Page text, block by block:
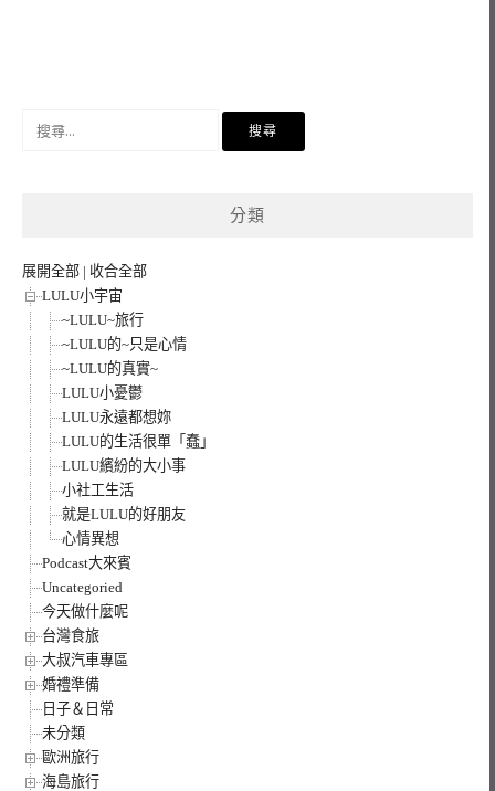
分類
展開全部 | 收合全部
LULU小宇宙
~LULU~旅行
~LULU的~只是心情
~LULU的真實~
LULU小憂鬱
LULU永遠都想妳
LULU的生活很單「蠢」
LULU繽紛的大小事
小社工生活
就是LULU的好朋友
心情異想
Podcast大來賓
Uncategoried
今天做什麼呢
台灣食旅
大叔汽車專區
婚禮準備
日子＆日常
未分類
歐洲旅行
海島旅行